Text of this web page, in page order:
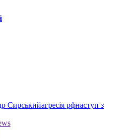
Сирськийагресія рфнаступ з